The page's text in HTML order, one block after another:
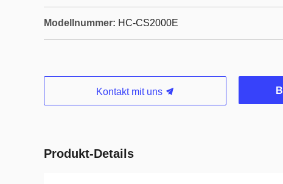
Modellnummer: HC-CS2000E
Kontakt mit uns
Produkt-Details